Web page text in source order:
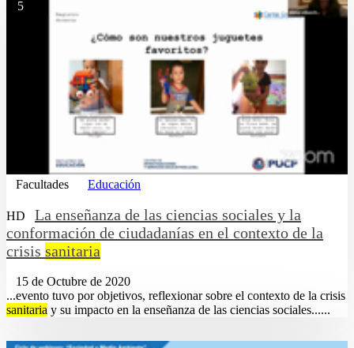
5
Facultades Educación
HD
La enseñanza de las ciencias sociales y la
conformación de ciudadanías en el contexto de la
crisis sanitaria
15 de Octubre de 2020
...evento tuvo por objetivos, reflexionar sobre el contexto de la crisis
sanitaria y su impacto en la enseñanza de las ciencias sociales......